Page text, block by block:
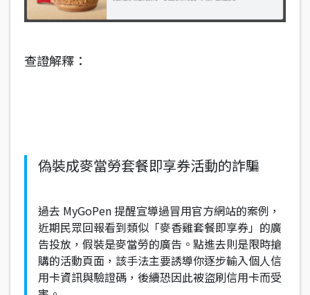
查證解釋：
偽裝成麥當勞套餐即享券活動的詐騙
過去 MyGoPen 提醒宣導過冒用官方網站的案例，
近期民眾回報看到類似「麥香雞套餐即享券」的廣
告投放，假裝是麥當勞的廣告。點進去則是限時搶
購的活動頁面，該手法主要誘導你逐步輸入個人信
用卡資訊與驗證碼，後續恐因此被盜刷信用卡而受